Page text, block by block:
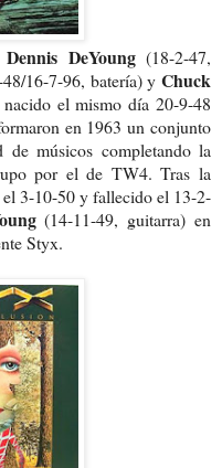
Dennis DeYoung(18-2-47,
16-7-96, batería) y Chuck
el mismo día 20-9-48
en 1963 un conjunto
de músicos completando la
por el de TW4. Tras la
3-10-50 y fallecido el 13-2-
(14-11-49, guitarra) en
Styx.